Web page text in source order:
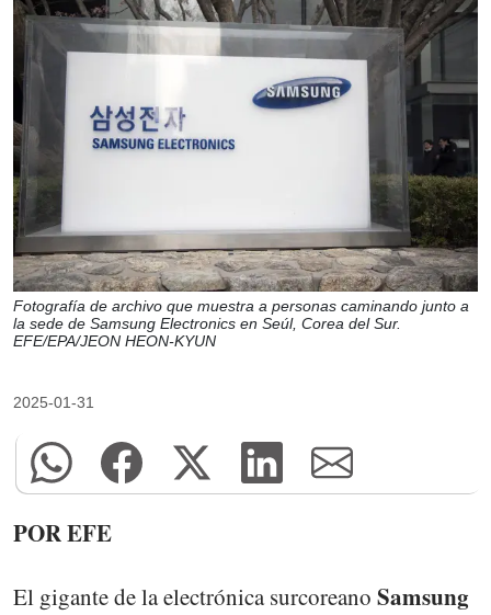
Fotografía de archivo que muestra a personas caminando junto a
la sede de Samsung Electronics en Seúl, Corea del Sur.
EFE/EPA/JEON HEON-KYUN
2025-01-31
POR EFE
El gigante de la electrónica surcoreano Samsung